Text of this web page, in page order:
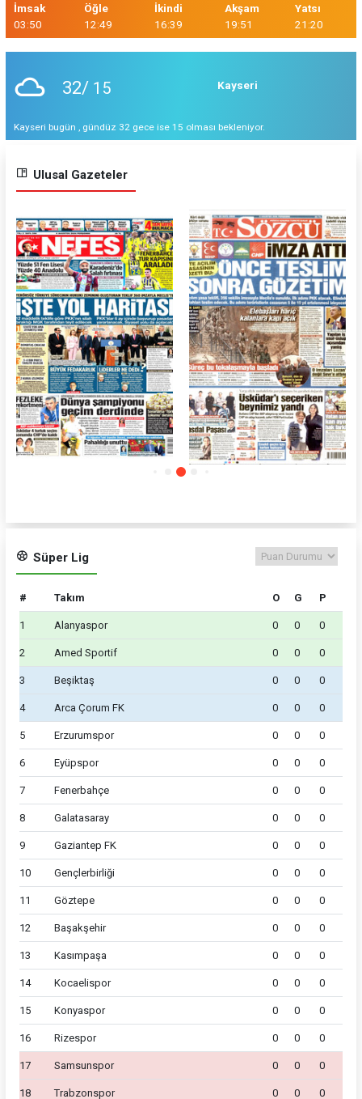
İmsak
03:50
Öğle
12:49
İkindi
16:39
Akşam
19:51
Yatsı
21:20
32/ 15 Kayseri
Kayseri bugün , gündüz 32 gece ise 15 olması bekleniyor.
Ulusal Gazeteler
Süper Lig
# Takım O G P
1 Alanyaspor 0 0 0
2 Amed Sportif 0 0 0
3 Beşiktaş 0 0 0
4 Arca Çorum FK 0 0 0
5 Erzurumspor 0 0 0
6 Eyüpspor 0 0 0
7 Fenerbahçe 0 0 0
8 Galatasaray 0 0 0
9 Gaziantep FK 0 0 0
10 Gençlerbirliği 0 0 0
11 Göztepe 0 0 0
12 Başakşehir 0 0 0
13 Kasımpaşa 0 0 0
14 Kocaelispor 0 0 0
15 Konyaspor 0 0 0
16 Rizespor 0 0 0
17 Samsunspor 0 0 0
18 Trabzonspor 0 0 0